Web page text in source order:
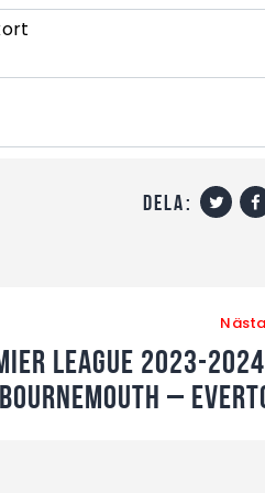
dela:
Nästa
League 2023-2024
Bournemouth –